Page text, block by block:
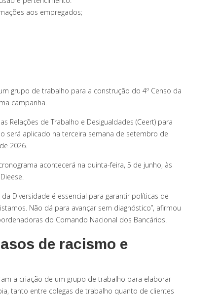
aos empregados;
grupo de trabalho para a construção do 4º Censo da
campanha.
Relações de Trabalho e Desigualdades (Ceert) para
será aplicado na terceira semana de setembro de
2026.
acontecerá na quinta-feira, 5 de junho, às
Diversidade é essencial para garantir políticas de
Não dá para avançar sem diagnóstico”, afirmou
do Comando Nacional dos Bancários.
de racismo e
a criação de um grupo de trabalho para elaborar
tanto entre colegas de trabalho quanto de clientes